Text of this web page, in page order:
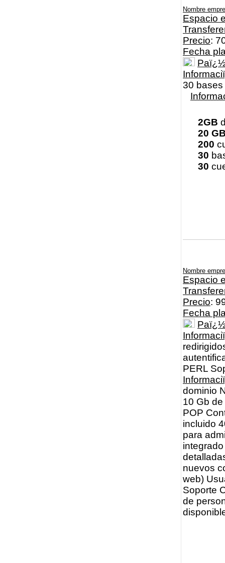
Nombre
Espacio
Precio:
Fecha
30 bases
2GB
20
200
30
30
Nombre
Espacio
Precio:
Fecha
PERL
dominio
10 Gb
POP
incluido
para
nuevos
web)
Soporte
de